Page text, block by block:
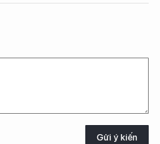
Gửi ý kiến